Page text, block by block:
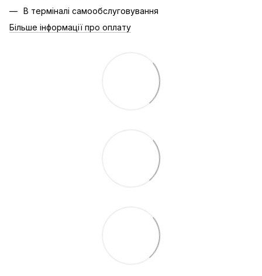
В терміналі самообслуговування
Більше інформації про оплату